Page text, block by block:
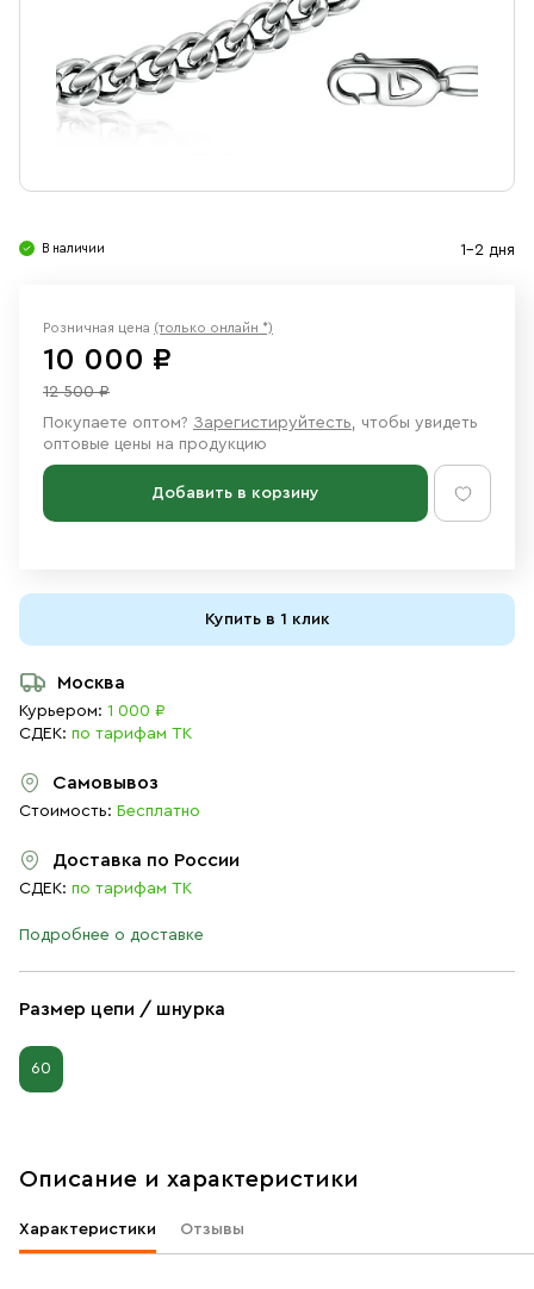
Ювелирные изделия
В наличии 1-2 дня
Размер цепи / шнурка
60
Розничная цена (только онлайн *)
10 000 ₽
12 500 ₽
Покупаете оптом? Зарегистируйтесть, чтобы увидеть
оптовые цены на продукцию
Добавить в корзину
Купить в 1 клик
Москва
Курьером: 1 000 ₽
СДЕК: по тарифам ТК
Самовывоз
Стоимость: Бесплатно
Доставка по России
СДЕК: по тарифам ТК
Подробнее о доставке
Описание и характеристики
Характеристики Отзывы